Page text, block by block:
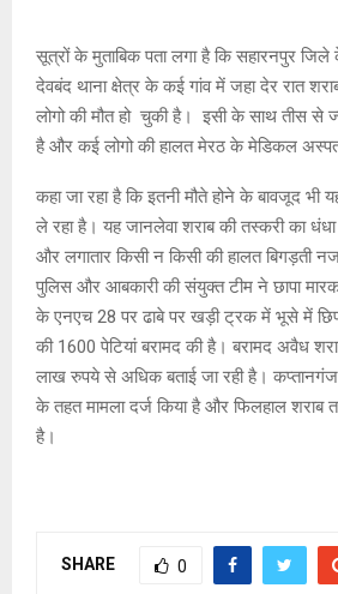
सूत्रों के मुताबिक पता लगा है कि सहारनपुर
देवबंद थाना क्षेत्र के कई गांव में जहा देर रात
लोगो की मौत हो चुकी है। इसी के साथ तीस से
है और कई लोगो की हालत मेरठ के मेडिकल
कहा जा रहा है कि इतनी मौते होने के बावजूद भी
ले रहा है। यह जानलेवा शराब की तस्करी का
और लगातार किसी न किसी की हालत बिगड़ती
पुलिस और आबकारी की संयुक्त टीम ने छापा
के एनएच 28 पर ढाबे पर खड़ी ट्रक में भूसे में
की 1600 पेटियां बरामद की है। बरामद अवैध
लाख रुपये से अधिक बताई जा रही है।
के तहत मामला दर्ज किया है और फिलहाल शराब
है।
SHARE 0